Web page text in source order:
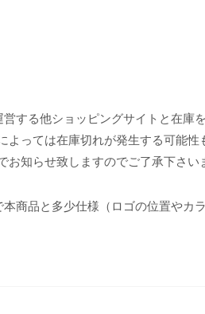
する他ショッピングサイトと在庫
っては在庫切れが発生する可能性
知らせ致しますのでご了承下さい
商品と多少仕様（ロゴの位置やカ